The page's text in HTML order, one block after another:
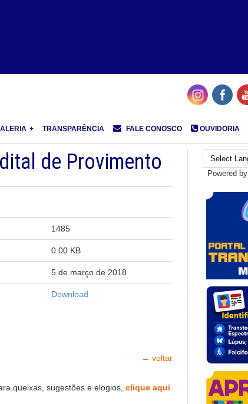
TRANSPARÊNCIA FALE CONOSCO OUVIDORIA
de Provimento
1485
0.00 KB
5 de março de 2018
Download
← voltar
queixas, sugestões e elogios, clique aqui.
Powered by